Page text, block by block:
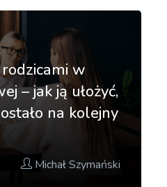
w
– jak ją ułożyć,
na kolejny
Michał Szymański